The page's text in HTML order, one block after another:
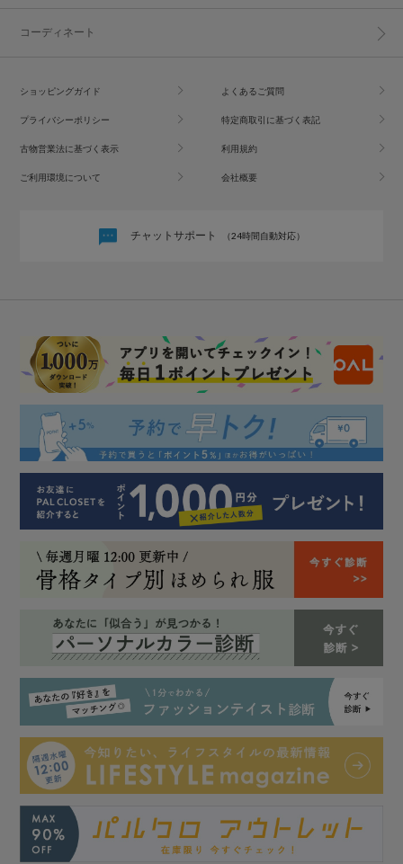
コーディネート
ショッピングガイド よくあるご質問
プライバシーポリシー 特定商取引に基づく表記
古物営業法に基づく表示 利用規約
ご利用環境について 会社概要
チャットサポート （24時間自動対応）